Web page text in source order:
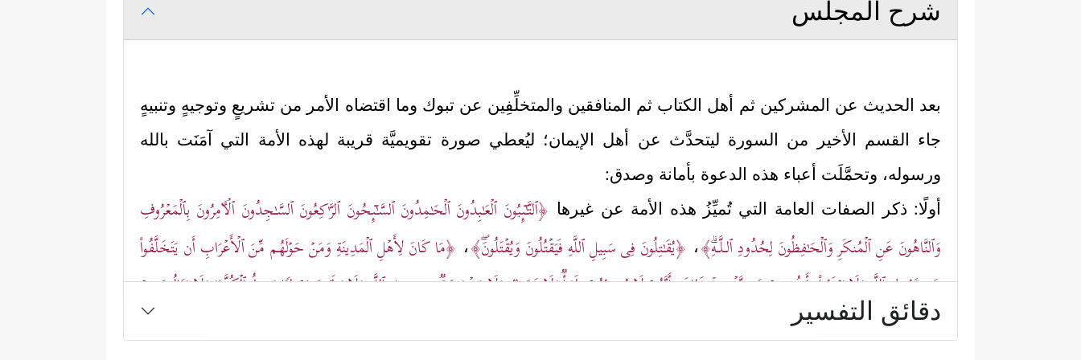
شرح المجلس
بعد الحديث عن المشركين ثم أهل الكتاب ثم المنافقين والمتخلِّفِين عن تبوك وما اقتضاه الأمر من تشريعٍ وتوجيهٍ وتنبيهٍ
جاء القسم الأخير من السورة ليتحدَّث عن أهل الإيمان؛ ليُعطي صورة تقويميَّة قريبة لهذه الأمة التي آمَنَت بالله
ورسوله، وتحمَّلَت أعباء هذه الدعوة بأمانة وصدق:
أولًا: ذكر الصفات العامة التي تُميِّزُ هذه الأمة عن غيرها ﴿ٱلتَّـٰۤىِٕبُونَ ٱلۡعَـٰبِدُونَ ٱلۡحَـٰمِدُونَ ٱلسَّـٰۤىِٕحُونَ ٱلرَّ ٰ⁠كِعُونَ ٱلسَّـٰجِدُونَ ٱلۡـَٔامِرُونَ بِٱلۡمَعۡرُوفِ
وَٱلنَّاهُونَ عَنِ ٱلۡمُنكَرِ وَٱلۡحَـٰفِظُونَ لِحُدُودِ ٱلـلَّـهِۗ﴾، ﴿یُقَـٰتِلُونَ فِی سَبِیلِ ٱللَّهِ فَیَقۡتُلُونَ وَیُقۡتَلُونَۖ﴾، ﴿مَا كَانَ لِأَهۡلِ ٱلۡمَدِینَةِ وَمَنۡ حَوۡلَهُم مِّنَ ٱلۡأَعۡرَابِ أَن یَتَخَلَّفُواْ
عَن رَّسُولِ ٱللَّهِ وَلَا یَرۡغَبُواْ بِأَنفُسِهِمۡ عَن نَّفۡسِهِۦۚ ذَ ٰ⁠لِكَ بِأَنَّهُمۡ لَا یُصِیبُهُمۡ ظَمَأࣱ وَلَا نَصَبࣱ وَلَا مَخۡمَصَةࣱ فِی سَبِیلِ ٱللَّهِ وَلَا یَطَـُٔونَ مَوۡطِئࣰا یَغِیظُ ٱلۡكُفَّارَ وَلَا یَنَالُونَ مِنۡ
عَدُوࣲّ نَّیۡلًا إِلَّا كُتِبَ لَهُم بِهِۦ عَمَلࣱ صَـٰلِحٌۚ إِنَّ ٱللَّهَ لَا یُضِیعُ أَجۡرَ ٱلۡمُحۡسِنِینَ﴾
دقائق التفسير